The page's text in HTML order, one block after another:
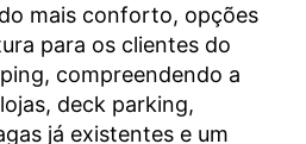
mais conforto, opções
para os clientes do
compreendendo a
deck parking,
já existentes e um